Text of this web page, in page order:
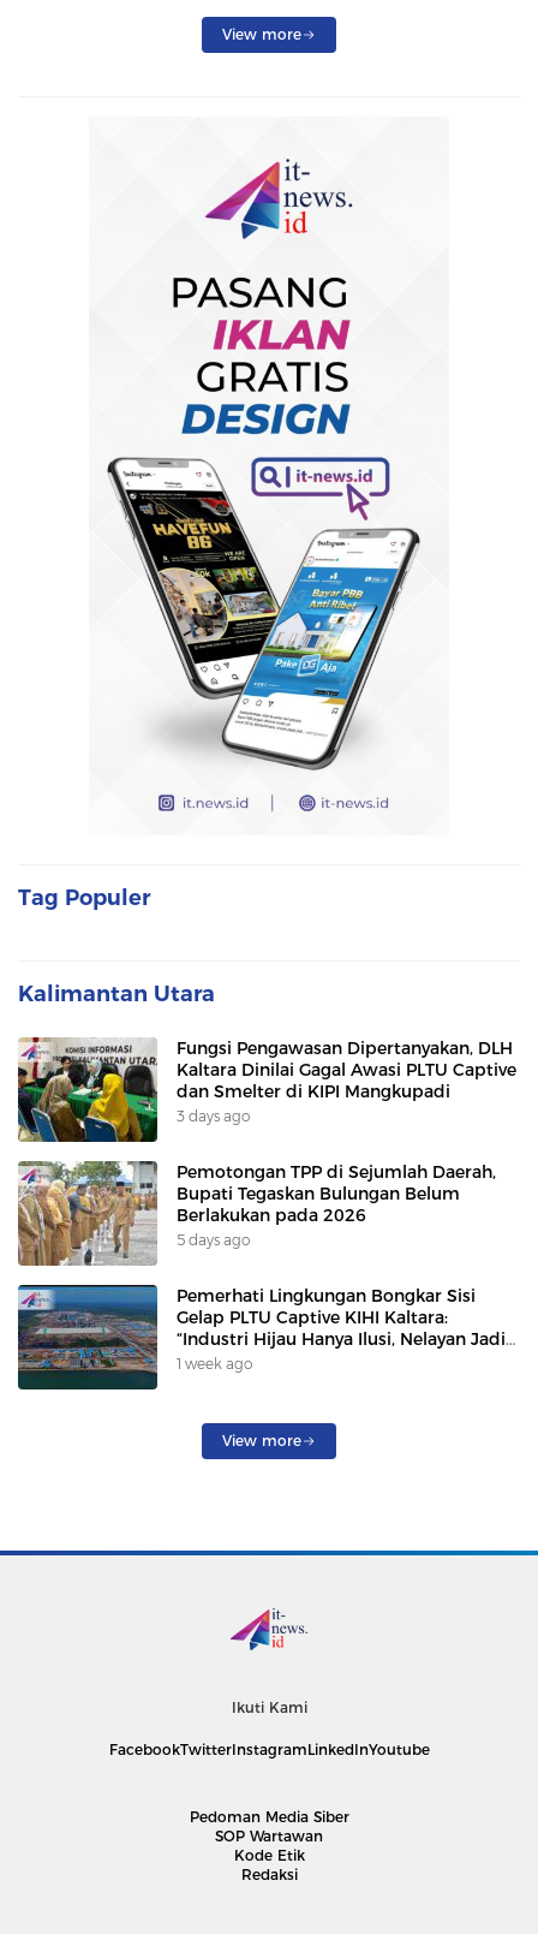
View more
Tag Populer
Kalimantan Utara
Fungsi Pengawasan Dipertanyakan, DLH
Kaltara Dinilai Gagal Awasi PLTU Captive
dan Smelter di KIPI Mangkupadi
3 days ago
Pemotongan TPP di Sejumlah Daerah,
Bupati Tegaskan Bulungan Belum
Berlakukan pada 2026
5 days ago
Pemerhati Lingkungan Bongkar Sisi
Gelap PLTU Captive KIHI Kaltara:
“Industri Hijau Hanya Ilusi, Nelayan Jadi
Korban”
1 week ago
View more
Ikuti Kami
FacebookTwitterInstagramLinkedInYoutube
Pedoman Media Siber
SOP Wartawan
Kode Etik
Redaksi